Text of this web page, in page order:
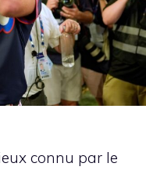
connu par le